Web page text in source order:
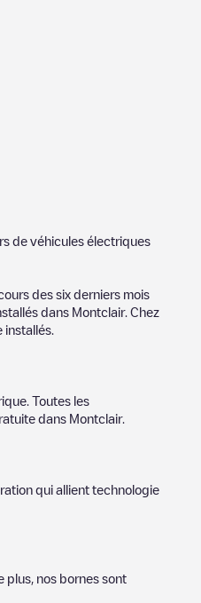
de véhicules électriques
des six derniers mois
dans Montclair. Chez
Toutes les
dans Montclair.
qui allient technologie
plus, nos bornes sont